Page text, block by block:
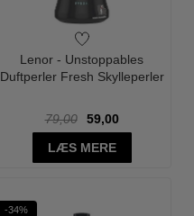
Lenor - Unstoppables
Duftperler Fresh Skylleperler
79,00
59,00
LÆS MERE
-34%